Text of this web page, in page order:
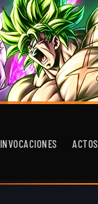
INVOCACIONES ACTOS